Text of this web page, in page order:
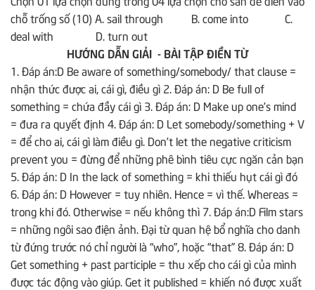
chỗ trống số (10) A. sail through B. come into C.
deal with D. turn out
HƯỚNG DẪN GIẢI - BÀI TẬP ĐIỀN TỪ
1. Đáp án:D Be aware of something/somebody/ that clause =
nhận thức được ai, cái gì, điều gì 2. Đáp án: D Be full of
something = chứa đầy cái gì 3. Đáp án: D Make up one’s mind
= đưa ra quyết định 4. Đáp án: D Let somebody/something + V
= để cho ai, cái gì làm điều gì. Don’t let the negative criticism
prevent you = đừng để những phê bình tiêu cực ngăn cản bạn
5. Đáp án: D In the lack of something = khi thiếu hụt cái gì đó
6. Đáp án: D However = tuy nhiên. Hence = vì thế. Whereas =
trong khi đó. Otherwise = nếu không thì 7. Đáp án:D Film stars
= những ngôi sao điện ảnh. Đại từ quan hệ bổ nghĩa cho danh
từ đứng trước nó chỉ người là “who”, hoặc “that” 8. Đáp án: D
Get something + past participle = thu xếp cho cái gì của mình
được tác động vào giúp. Get it published = khiến nó được xuất